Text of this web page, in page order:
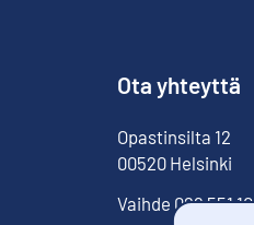
Ota yhteyttä
Opastinsilta 12
00520 Helsinki
Vaihde 029 551